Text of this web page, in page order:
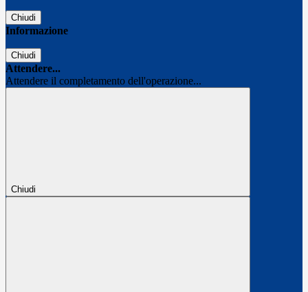
Chiudi
Informazione
Chiudi
Attendere...
Attendere il completamento dell'operazione...
Chiudi